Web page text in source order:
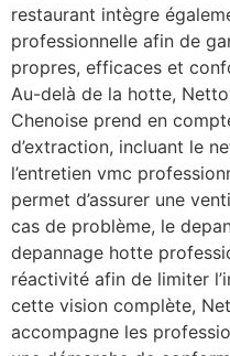
restaurant intègre
professionnelle afin de
propres, efficaces et
Au-delà de la hotte,
Chenoise prend en
d’extraction, incluant le
l’entretien vmc
permet d’assurer une
cas de problème, le
depannage hotte
réactivité afin de limiter
cette vision complète,
accompagne les